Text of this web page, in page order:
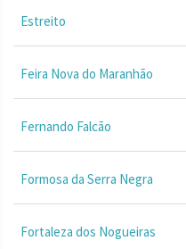
Estreito
Feira Nova do Maranhão
Fernando Falcão
Formosa da Serra Negra
Fortaleza dos Nogueiras